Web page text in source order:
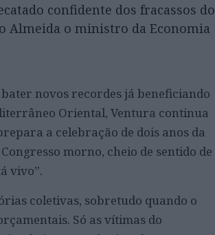
confidente dos fracassos do
Almeida o ministro da Economia
novos recordes já beneficiando
Oriental, Ventura continua
a celebração de dois anos da
morno, cheio de sentido de
vivo”.
coletivas, sobretudo quando o
Só as vítimas do